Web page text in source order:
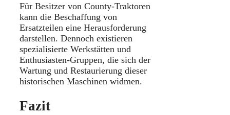
Für Besitzer von County-Traktoren
kann die Beschaffung von
Ersatzteilen eine Herausforderung
darstellen. Dennoch existieren
spezialisierte Werkstätten und
Enthusiasten-Gruppen, die sich der
Wartung und Restaurierung dieser
historischen Maschinen widmen.
Fazit